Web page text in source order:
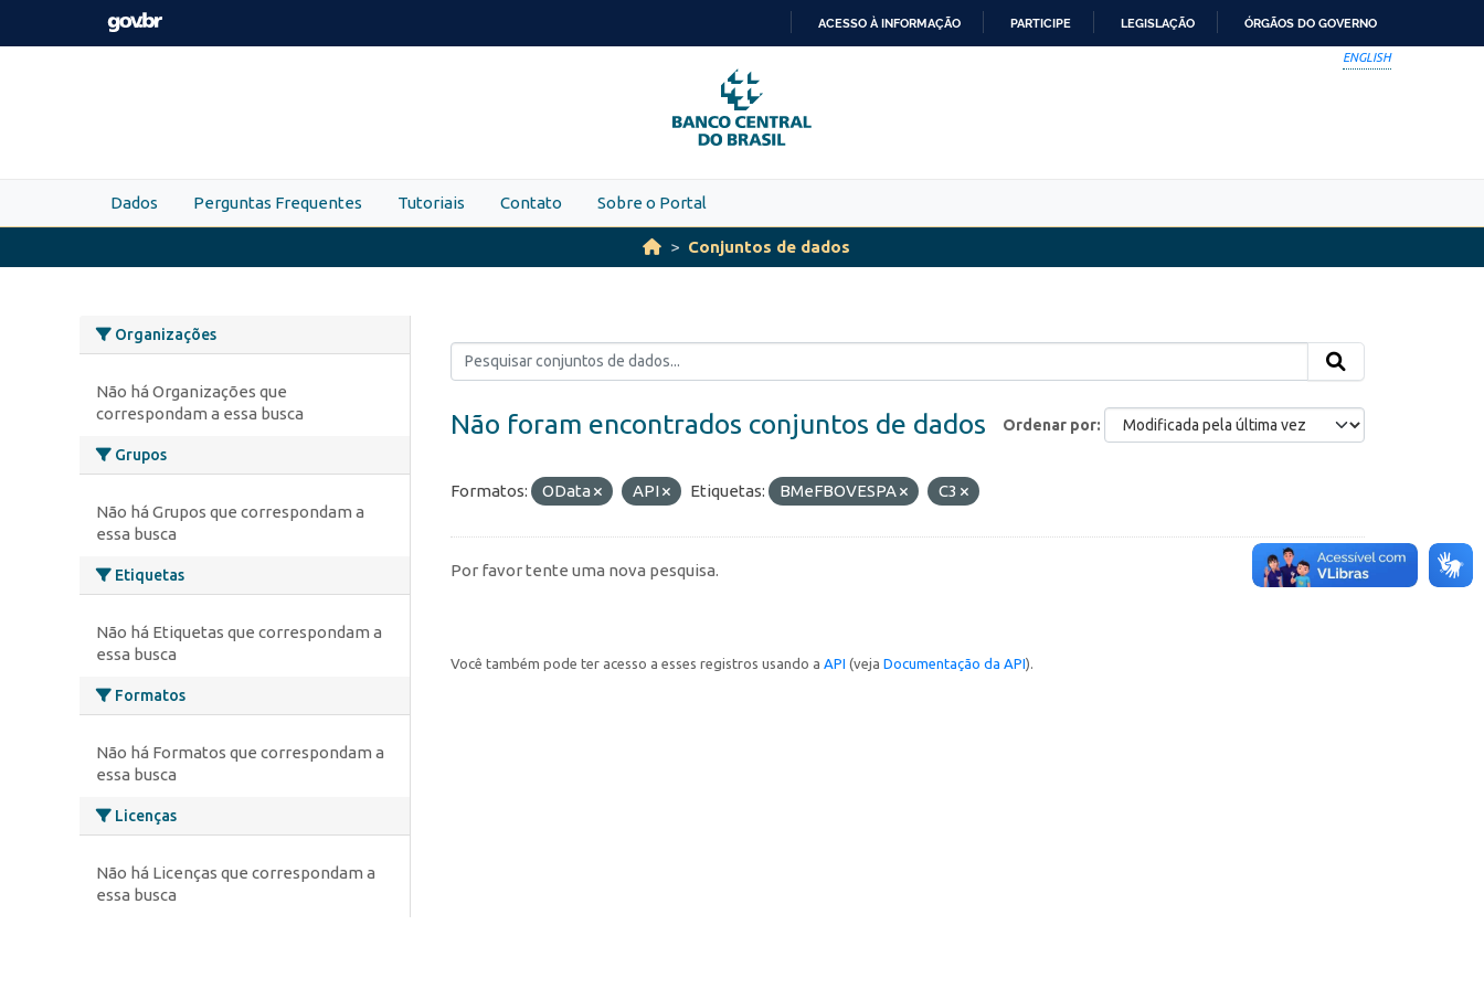
Skip to main content
PARA
O
CONTEÚDO
ACESSO À INFORMAÇÃO PARTICIPE LEGISLAÇÃO ÓRGÃOS DO GOVERNO
ENGLISH
Dados Perguntas Frequentes Tutoriais Contato Sobre o Portal
Conjuntos de dados
Organizações
Não há Organizações que
correspondam a essa busca
Grupos
Não há Grupos que correspondam a
essa busca
Etiquetas
Não há Etiquetas que correspondam a
essa busca
Formatos
Não há Formatos que correspondam a
essa busca
Licenças
Não há Licenças que correspondam a
essa busca
Ordenar por
Não foram encontrados conjuntos de dados
Formatos: OData API Etiquetas: BMeFBOVESPA C3
Por favor tente uma nova pesquisa.
Você também pode ter acesso a esses registros usando a API (veja Documentação da API).